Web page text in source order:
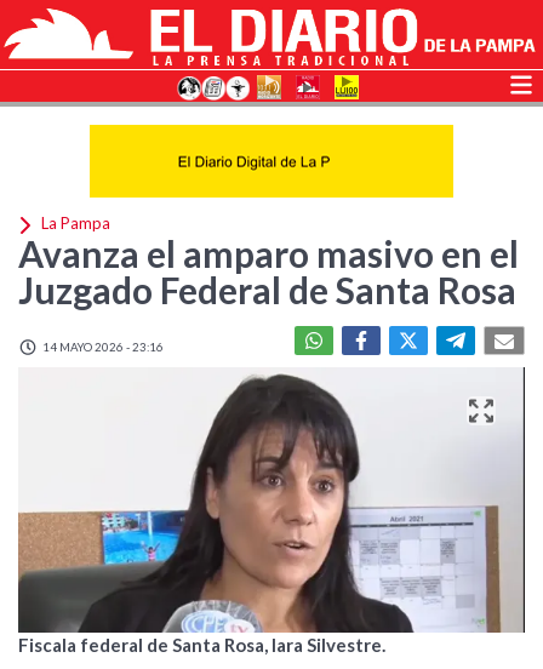
La Pampa
Avanza el amparo masivo en el
Juzgado Federal de Santa Rosa
14 MAYO 2026 - 23:16
Fiscala federal de Santa Rosa, Iara Silvestre.